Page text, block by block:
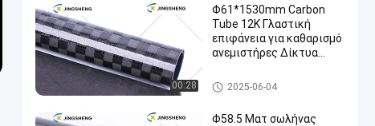
00:28
Φ61*1530mm Carbon
Tube 12K Γλαστική
επιφάνεια για καθαρισμό
ανεμιστήρες Δίκτυα
Στρογγυλό σωλήνα από ίνες
άνθρακα
2025-06-04
Φ58.5 Ματ σωλήνας